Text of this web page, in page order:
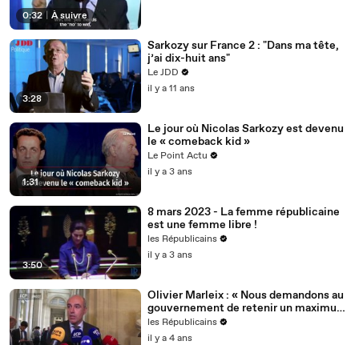
0:32 À suivre
3:28
Sarkozy sur France 2 : "Dans ma tête,
j’ai dix-huit ans"
Le JDD
il y a 11 ans
1:31
Le jour où Nicolas Sarkozy est devenu
le « comeback kid »
Le Point Actu
il y a 3 ans
3:50
8 mars 2023 - La femme républicaine
est une femme libre !
les Républicains
il y a 3 ans
Olivier Marleix : « Nous demandons au
gouvernement de retenir un maximum
de nos propositions. »
les Républicains
il y a 4 ans